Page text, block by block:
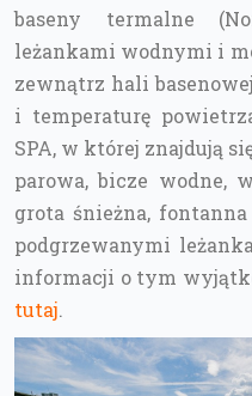
baseny termalne
leżankami wodnymi i
zewnątrz hali
i temperaturę
SPA, w której znajdują
parowa, bicze wodne,
grota śnieżna,
podgrzewanymi
informacji o tym
tutaj.